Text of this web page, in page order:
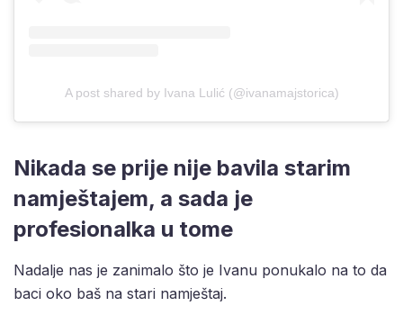
A post shared by Ivana Lulić (@ivanamajstorica)
Nikada se prije nije bavila starim
namještajem, a sada je
profesionalka u tome
Nadalje nas je zanimalo što je Ivanu ponukalo na to da
baci oko baš na stari namještaj.